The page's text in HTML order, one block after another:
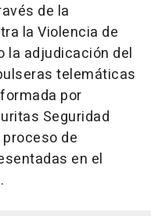
de la
la Violencia de
la adjudicación del
telemáticas
por
Seguridad
de
en el